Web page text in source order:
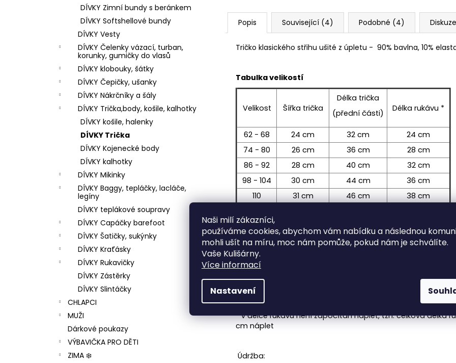
Naši milí zákazníci,
používáme cookies, abychom vám nabídku a následnou
mohli ušít na míru, moc nám pomůže, pokud nám je schválíte.
Vaše Kulišárny.
Více informací
Nastavení
DÍVKY Zimní bundy s beránkem
DÍVKY Softshellové bundy
DÍVKY Vesty
DÍVKY Čelenky vázací, turban,
korunky, gumičky do vlasů
DÍVKY klobouky, šátky
DÍVKY Čepičky, ušanky
DÍVKY Nákrčníky a šály
DÍVKY Trička,body, košile, kalhotky
DÍVKY košile, halenky
DÍVKY Trička
DÍVKY Kojenecké body
DÍVKY kalhotky
DÍVKY Mikinky
DÍVKY Baggy, tepláčky, lacláče,
legíny
DÍVKY teplákové soupravy
DÍVKY Capáčky barefoot
DÍVKY Šatičky, sukýnky
DÍVKY Kraťásky
DÍVKY Rukavičky
DÍVKY Zástěrky
DÍVKY Slintáčky
CHLAPCI
MUŽI
Dárkové poukazy
VÝBAVIČKA PRO DĚTI
ZIMA ❄️
Popis Související (4) Podobné (4) Diskuze
Tričko klasického střihu ušité z úpletu - 90% bavlna, 10%
Tabulka velikostí
Velikost Šířka trička
Délka trička
(přední části)
Délka rukávu *
62 - 68 24 cm 32 cm
24 cm
74 - 80
26 cm 36 cm
28 cm
86 - 92
28 cm 40 cm
32 cm
98 - 104
30 cm 44 cm
36 cm
110
31 cm 46 cm
38 cm
122
33 cm 50 cm
42 cm
128
34 cm 52 cm
44 cm
134
140
* v délce rukávu není započítán náplet, tzn. celková délka
cm náplet
Údržba: